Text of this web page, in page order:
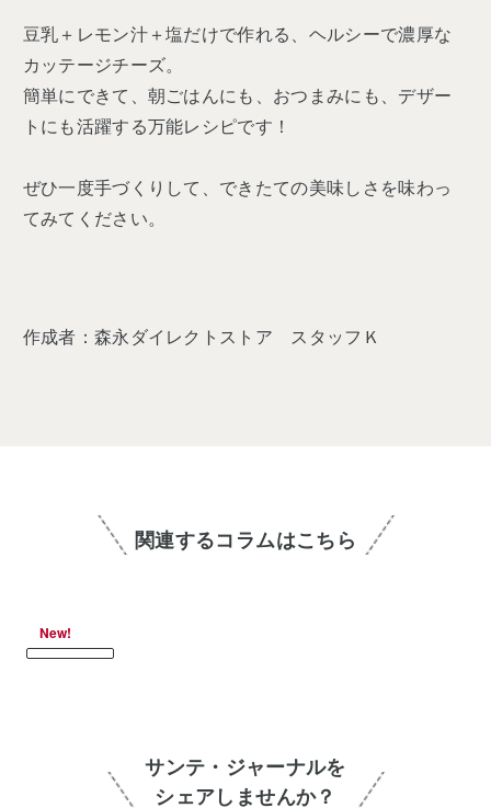
豆乳＋レモン汁＋塩だけで作れる、ヘルシーで濃厚な
カッテージチーズ。
簡単にできて、朝ごはんにも、おつまみにも、デザー
トにも活躍する万能レシピです！
ぜひ一度手づくりして、できたての美味しさを味わっ
てみてください。
作成者：森永ダイレクトストア スタッフＫ
関連するコラムはこちら
New!
サンテ・ジャーナルを
シェアしませんか？